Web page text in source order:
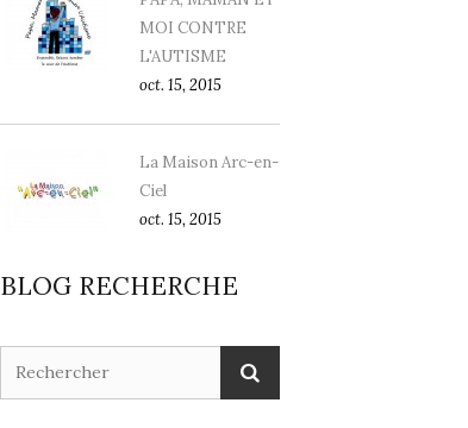
MOI CONTRE
L'AUTISME
oct. 15, 2015
La Maison Arc-en-
Ciel
oct. 15, 2015
BLOG RECHERCHE